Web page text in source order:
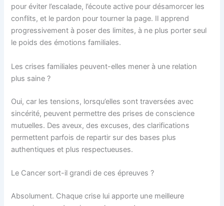
pour éviter l’escalade, l’écoute active pour désamorcer les
conflits, et le pardon pour tourner la page. Il apprend
progressivement à poser des limites, à ne plus porter seul
le poids des émotions familiales.
Les crises familiales peuvent-elles mener à une relation
plus saine ?
Oui, car les tensions, lorsqu’elles sont traversées avec
sincérité, peuvent permettre des prises de conscience
mutuelles. Des aveux, des excuses, des clarifications
permettent parfois de repartir sur des bases plus
authentiques et plus respectueuses.
Le Cancer sort-il grandi de ces épreuves ?
Absolument. Chaque crise lui apporte une meilleure